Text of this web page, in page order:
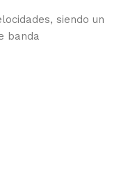
siendo un
banda